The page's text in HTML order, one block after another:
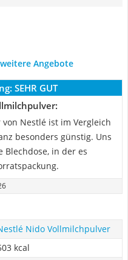
Angebote
SEHR GUT
Nestlé ist im Vergleich
besonders günstig. Uns
in der es
Nido Vollmilchpulver
kcal